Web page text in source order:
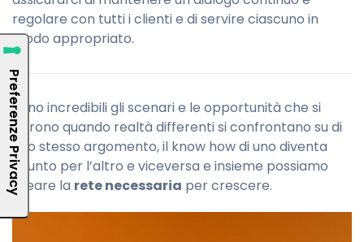
regolare con tutti i clienti e di servire ciascuno in
modo appropriato.
Sono incredibili gli scenari e le opportunità che si
aprono quando realtà differenti si confrontano su di
uno stesso argomento, il know how di uno diventa
spunto per l’altro e viceversa e insieme possiamo
creare la rete necessaria per crescere.